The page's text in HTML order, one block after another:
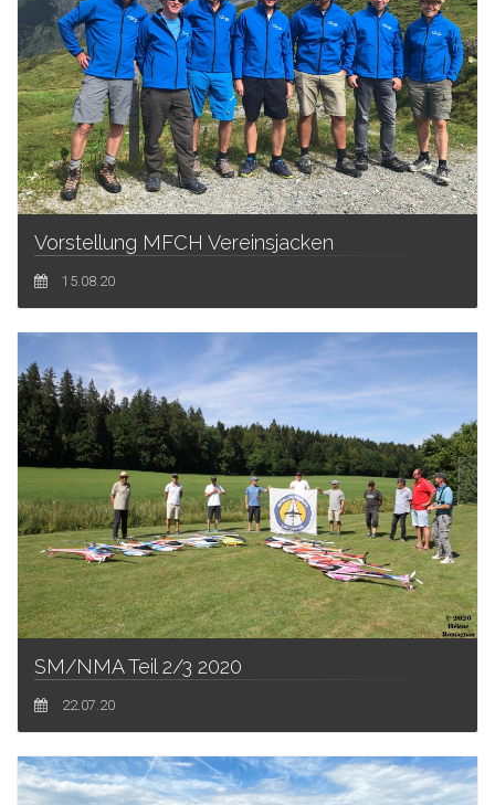
Vorstellung MFCH Vereinsjacken
15.08.20
SM/NMA Teil 2/3 2020
22.07.20